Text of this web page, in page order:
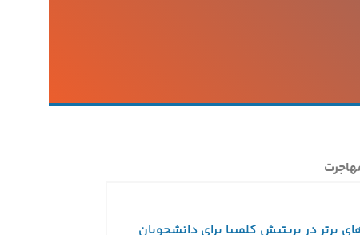
برتر در بریتیش کلمبیا برای دانشجویان